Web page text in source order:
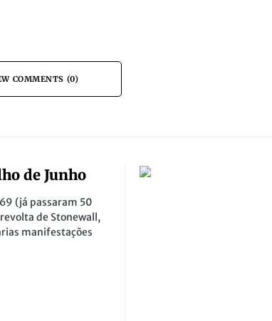
COMMENTS (0)
de Junho
(já passaram 50
de Stonewall,
manifestações